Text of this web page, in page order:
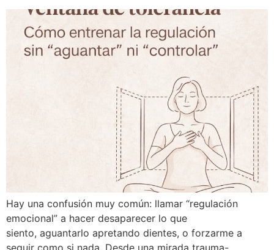
Hay una confusión muy común: llamar “regulación
emocional” a hacer desaparecer lo que
siento, aguantarlo apretando dientes, o forzarme a
seguir como si nada. Desde una mirada trauma-